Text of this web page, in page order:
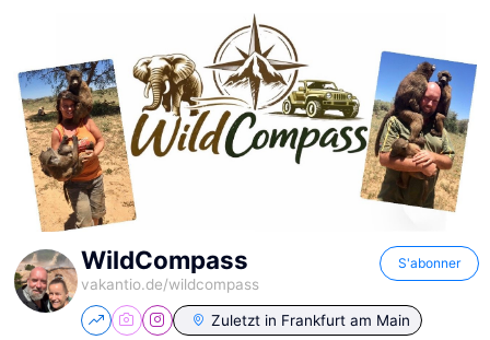
WildCompass
vakantio.de/wildcompass
S'abonner
Zuletzt in Frankfurt am Main